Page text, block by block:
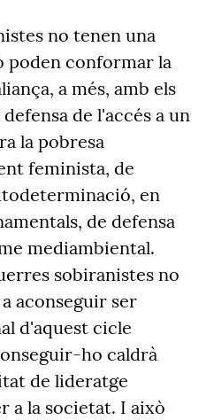
no tenen una
poden conformar la
a més, amb els
de l'accés a un
la pobresa
feminista, de
en
de defensa
mediambiental.
sobiranistes no
aconseguir ser
d'aquest cicle
ho caldrà
de lideratge
la societat. I això